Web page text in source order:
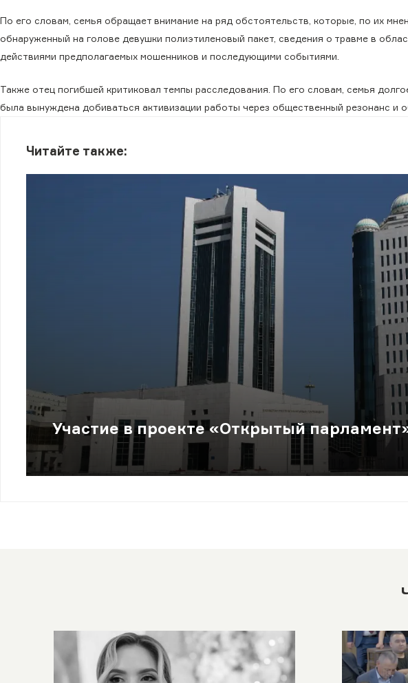
По его словам, семья обращает внимание на ряд обстоятельств, которые, по их
обнаруженный на голове девушки полиэтиленовый пакет, сведения о травме в
действиями предполагаемых мошенников и последующими событиями.
Также отец погибшей критиковал темпы расследования. По его словам, семья
была вынуждена добиваться активизации работы через общественный резонанс и
Читайте также:
Участие в проекте «Открытый